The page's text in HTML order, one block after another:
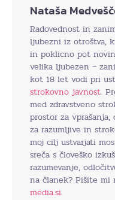
Nataša
Radovednost in
ljubezni iz otroštva,
in poklicno pot
velika ljubezen –
kot 18 let vodi pri
strokovno javnost.
med zdravstveno
prostor za
za razumljive in
moj cilj ustvarjati
sreča s človeško
razumevanje,
na članek? Pišite mi
media.si.